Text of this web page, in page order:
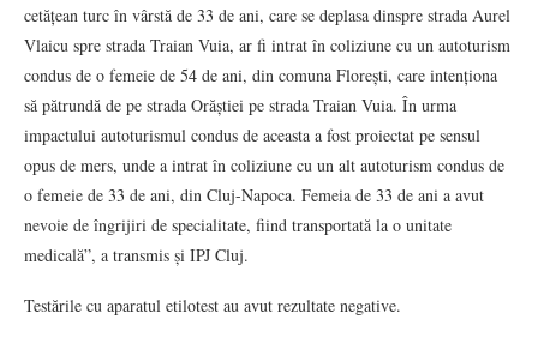
cetățean turc în vârstă de 33 de ani, care se deplasa dinspre strada Aurel
Vlaicu spre strada Traian Vuia, ar fi intrat în coliziune cu un autoturism
condus de o femeie de 54 de ani, din comuna Florești, care intenționa
să pătrundă de pe strada Orăștiei pe strada Traian Vuia. În urma
impactului autoturismul condus de aceasta a fost proiectat pe sensul
opus de mers, unde a intrat în coliziune cu un alt autoturism condus de
o femeie de 33 de ani, din Cluj-Napoca. Femeia de 33 de ani a avut
nevoie de îngrijiri de specialitate, fiind transportată la o unitate
medicală”, a transmis și IPJ Cluj.
Testările cu aparatul etilotest au avut rezultate negative.